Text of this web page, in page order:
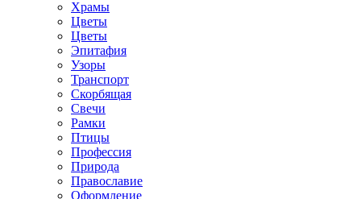
Храмы
Цветы
Цветы
Эпитафия
Узоры
Транспорт
Скорбящая
Свечи
Рамки
Птицы
Профессия
Природа
Православие
Оформление